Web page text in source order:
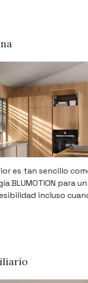
es tan sencillo
BLUMOTION para
incluso